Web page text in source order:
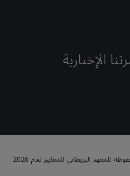
الإخبارية
البريطاني للمعايير لعام 2026